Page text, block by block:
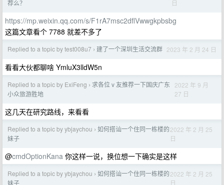
荐么？
日
https://mp.weixin.qq.com/s/F1rA7msc2dflVwwgkpbsbg
这篇文章看个 7788 就差不多了
Replied to a topic by test008u7 › 建了一个深圳生活交流群 2023 年 2 月 24 日
看看大伙都聊啥 YmluX3lldW5n
Replied to a topic by ExiFeng › 求各位 v 友推荐一下国庆广东
小众旅游胜地
2022 年 9 月
27 日
这几天在研究路线，来看看
Replied to a topic by ybjaychou › 如何搭讪一个住同一栋楼的
妹子
2022 年 2 月 25
日
@cmdOptionKana 你这样一说，换位想一下确实是这样
Replied to a topic by ybjaychou › 如何搭讪一个住同一栋楼的
妹子
2022 年 2 月 25
日